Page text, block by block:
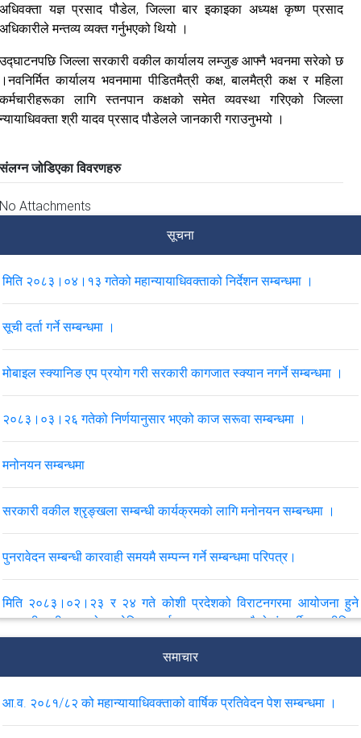
अधिवक्ता यज्ञ प्रसाद पौडेल, जिल्ला बार इकाइका अध्यक्ष कृष्ण प्रसाद
अधिकारीले मन्तव्य व्यक्त गर्नुभएको थियो ।
उद्घाटनपछि जिल्ला सरकारी वकील कार्यालय लम्जुङ आफ्नै भवनमा सरेको छ
।नवनिर्मित कार्यालय भवनमामा पीडितमैत्री कक्ष, बालमैत्री कक्ष र महिला
कर्मचारीहरूका लागि स्तनपान कक्षको समेत व्यवस्था गरिएको जिल्ला
न्यायाधिवक्ता श्री यादव प्रसाद पौडेलले जानकारी गराउनुभयो ।
संलग्न जोडिएका विवरणहरु
No Attachments
सूचना
मिति २०८३।०४।१३ गतेको महान्यायाधिवक्ताको निर्देशन सम्बन्धमा ।
सूची दर्ता गर्ने सम्बन्धमा ।
मोबाइल स्क्यानिङ एप प्रयोग गरी सरकारी कागजात स्क्यान नगर्ने सम्बन्धमा ।
२०८३।०३।२६ गतेको निर्णयानुसार भएको काज सरूवा सम्बन्धमा ।
मनोनयन सम्बन्धमा
सरकारी वकील श्रृङ्खला सम्बन्धी कार्यक्रमको लागि मनोनयन सम्बन्धमा ।
पुनरावेदन सम्बन्धी कारवाही समयमै सम्पन्न गर्ने सम्बन्धमा परिपत्र।
मिति २०८३।०२।२३ र २४ गते कोशी प्रदेशको विराटनगरमा आयोजना हुने
सरकारी वकीलहरूको प्रादेशिक कार्यशाला, २०८३ र चौथो पंचवर्षीय रणनीतिक
योजनाका प्रस्तावित क्रियाकलाप कार्यक्रम सम्बन्धी मनोनयन सम्बन्धमा ।
सरकारी वकीलहरूको प्रादेशिक कार्यशाला, २०८३ र चौथो पंचवर्षीय रणनीतिक
योजनाका प्रस्तावित क्रियाकलाप कार्यक्रम सम्बन्धी मनोनयन सम्बन्धमा ।
समाचार
आ.व. २०८१/८२ को महान्यायाधिवक्ताको वार्षिक प्रतिवेदन पेश सम्बन्धमा ।